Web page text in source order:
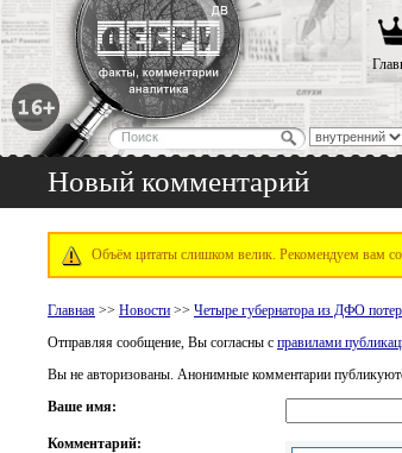
Новый комментарий
Объём цитаты слишком велик. Рекомендуем вам
Главная >> Новости >> Четыре губернатора из ДФО
Отправляя сообщение, Вы согласны с правилами
Вы не авторизованы. Анонимные комментарии
Ваше имя:
Комментарий: